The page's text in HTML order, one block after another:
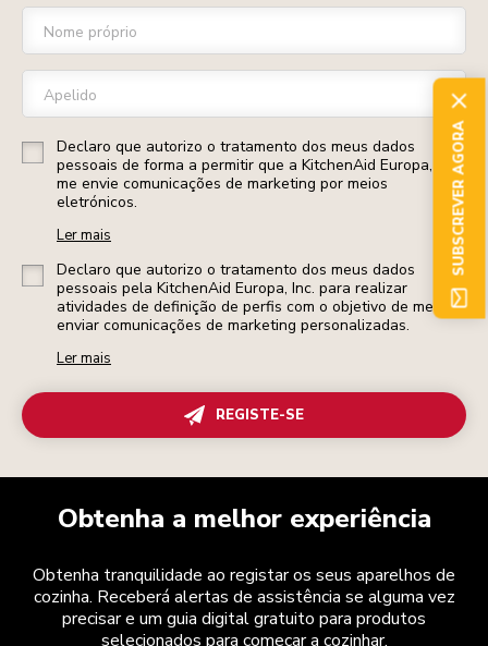
Nome próprio
Apelido
Declaro que autorizo o tratamento dos meus dados
pessoais de forma a permitir que a KitchenAid Europa, Inc.
me envie comunicações de marketing por meios
eletrónicos.
Ler mais
Declaro que autorizo o tratamento dos meus dados
pessoais pela KitchenAid Europa, Inc. para realizar
atividades de definição de perfis com o objetivo de me
enviar comunicações de marketing personalizadas.
Ler mais
REGISTE-SE
Obtenha a melhor experiência
Obtenha tranquilidade ao registar os seus aparelhos de
cozinha. Receberá alertas de assistência se alguma vez
precisar e um guia digital gratuito para produtos
selecionados para começar a cozinhar.
SUBSCREVER AGORA